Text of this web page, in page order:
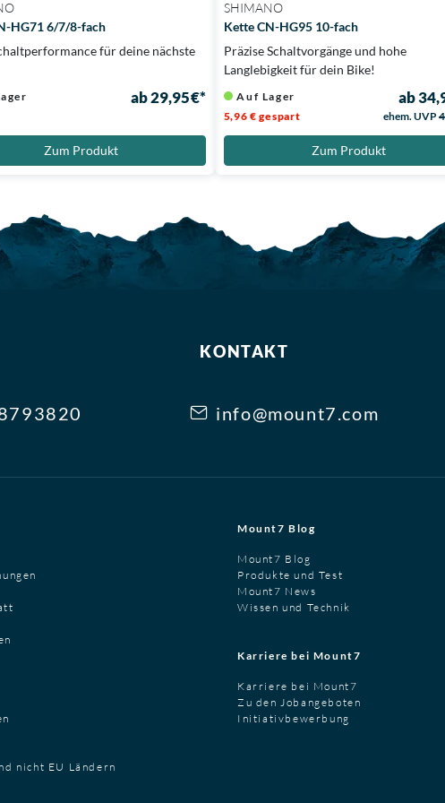
HG71 6/7/8-fach
für deine nächste
ab 29,95 €*
Zum Produkt
SHIMANO
Kette CN-HG95 10-fach
Präzise Schaltvorgänge und hohe
Langlebigkeit für dein Bike!
Auf Lager ab
5,96 € gespart ehem. UVP
Zum Produkt
KONTAKT
info@mount7.com
Mount7 Blog
Mount7 Blog
Produkte und Test
Mount7 News
Wissen und Technik
nicht EU Ländern
Karriere bei Mount7
Karriere bei Mount7
Zu den Jobangeboten
Initiativbewerbung